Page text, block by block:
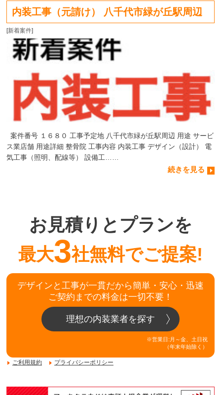
内装工事（元請け） 八千代市緑が丘駅周辺
[新着案件]
案件番号 １６８０ 工事予定地 八千代市緑が丘駅周辺 用途 サービ
ス業店舗 用途詳細 整骨院 工事内容 内装工事 デザイン（設計） 電
気工事（照明、配線等） 設備工……
続きを見る
お見積りとプランを
最大3社無料でご提案!
デザインと工事が一貫だから簡単・安心・迅速
ご契約までの料金は一切不要！
理想の内装業者を探す
※営業日:月～金、土日祝
（年末年始除く）
ご利用規約 プライバシーポリシー